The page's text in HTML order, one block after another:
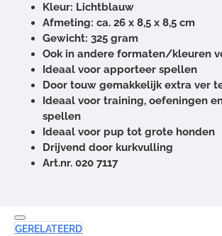
Kleur: Lichtblauw
Afmeting: ca. 26 x 8,5 x 8,5 cm
Gewicht: 325 gram
Ook in andere formaten/kleuren
Ideaal voor apporteer spellen
Door touw gemakkelijk extra ver
Ideaal voor training, oefeningen
spellen
Ideaal voor pup tot grote honden
Drijvend door kurkvulling
Art.nr. 020 7117
GERELATEERD